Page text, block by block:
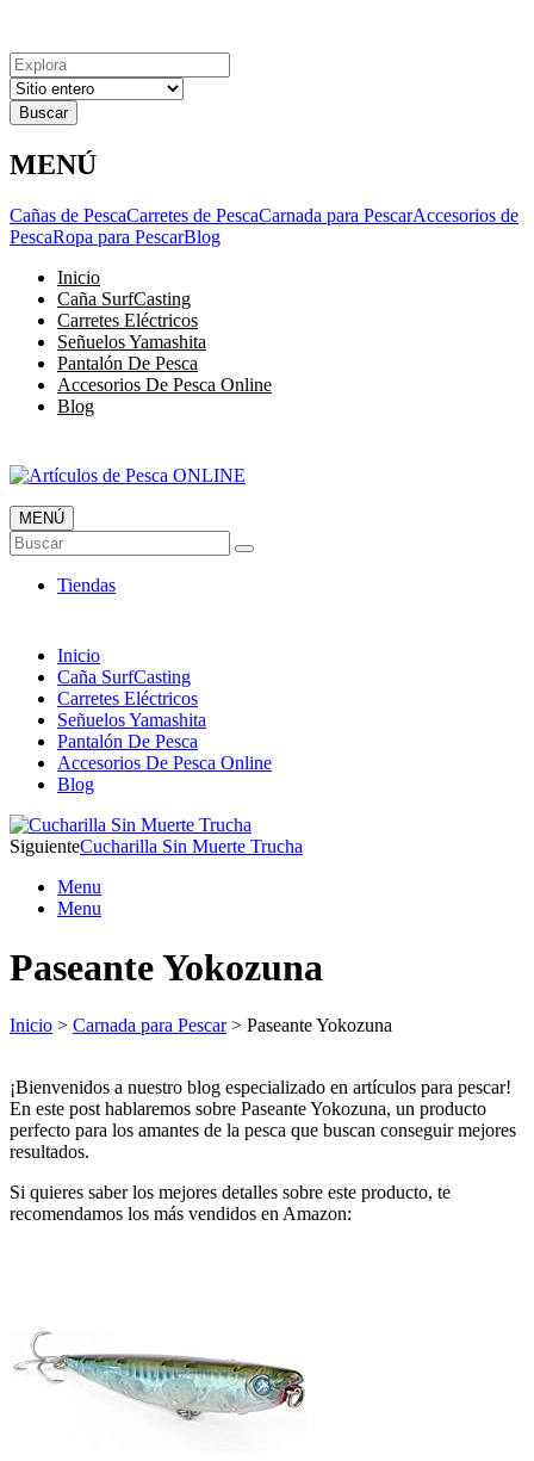
Resultados
para
MENÚ
Cañas de PescaCarretes de PescaCarnada para PescarAccesorios de
PescaRopa para PescarBlog
Inicio
Caña SurfCasting
Carretes Eléctricos
Señuelos Yamashita
Pantalón De Pesca
Accesorios De Pesca Online
Blog
Artículos de Pesca ONLINE
Envió 24/7!!!
MENÚ
Buscar
Tiendas
Inicio
Caña SurfCasting
Carretes Eléctricos
Señuelos Yamashita
Pantalón De Pesca
Accesorios De Pesca Online
Blog
SiguienteCucharilla Sin Muerte Trucha
Menu
Menu
Paseante Yokozuna
Inicio > Carnada para Pescar> Paseante Yokozuna
¡Bienvenidos a nuestro blog especializado en artículos para pescar!
En este post hablaremos sobre Paseante Yokozuna, un producto
perfecto para los amantes de la pesca que buscan conseguir mejores
resultados.
Si quieres saber los mejores detalles sobre este producto, te
recomendamos los más vendidos en Amazon: